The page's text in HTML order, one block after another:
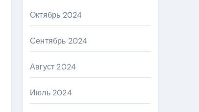
Октябрь 2024
Сентябрь 2024
Август 2024
Июль 2024